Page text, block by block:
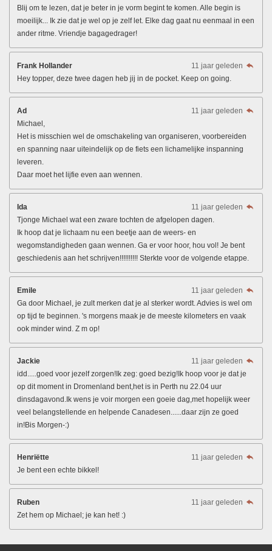
Blij om te lezen, dat je beter in je vorm begint te komen. Alle begin is
moeilijk... Ik zie dat je wel op je zelf let. Elke dag gaat nu eenmaal in een
ander ritme. Vriendje bagagedrager!
Frank Hollander
11 jaar geleden
Hey topper, deze twee dagen heb jij in de pocket. Keep on going.
Ad
11 jaar geleden
Michael,
Het is misschien wel de omschakeling van organiseren, voorbereiden
en spanning naar uiteindelijk op de fiets een lichamelijke inspanning
leveren.
Daar moet het lijfie even aan wennen.
Ida
11 jaar geleden
Tjonge Michael wat een zware tochten de afgelopen dagen.
Ik hoop dat je lichaam nu een beetje aan de weers- en
wegomstandigheden gaan wennen. Ga er voor hoor, hou vol! Je bent
geschiedenis aan het schrijven!!!!!!!!!! Sterkte voor de volgende etappe.
Emile
11 jaar geleden
Ga door Michael, je zult merken dat je al sterker wordt. Advies is wel om
op tijd te beginnen. 's morgens maak je de meeste kilometers en vaak
ook minder wind. Z m op!
Jackie
11 jaar geleden
idd.....goed voor jezelf zorgen!Ik zeg: goed bezig!Ik hoop voor je dat je
op dit moment in Dromenland bent,het is in Perth nu 22.04 uur
dinsdagavond.Ik wens je voir morgen een goeie dag,met hopelijk weer
veel belangstellende en helpende Canadesen......daar zijn ze goed
in!Bis Morgen-:)
Henriëtte
11 jaar geleden
Je bent een echte bikkel!
Ruben
11 jaar geleden
Zet hem op Michael; je kan het! :)